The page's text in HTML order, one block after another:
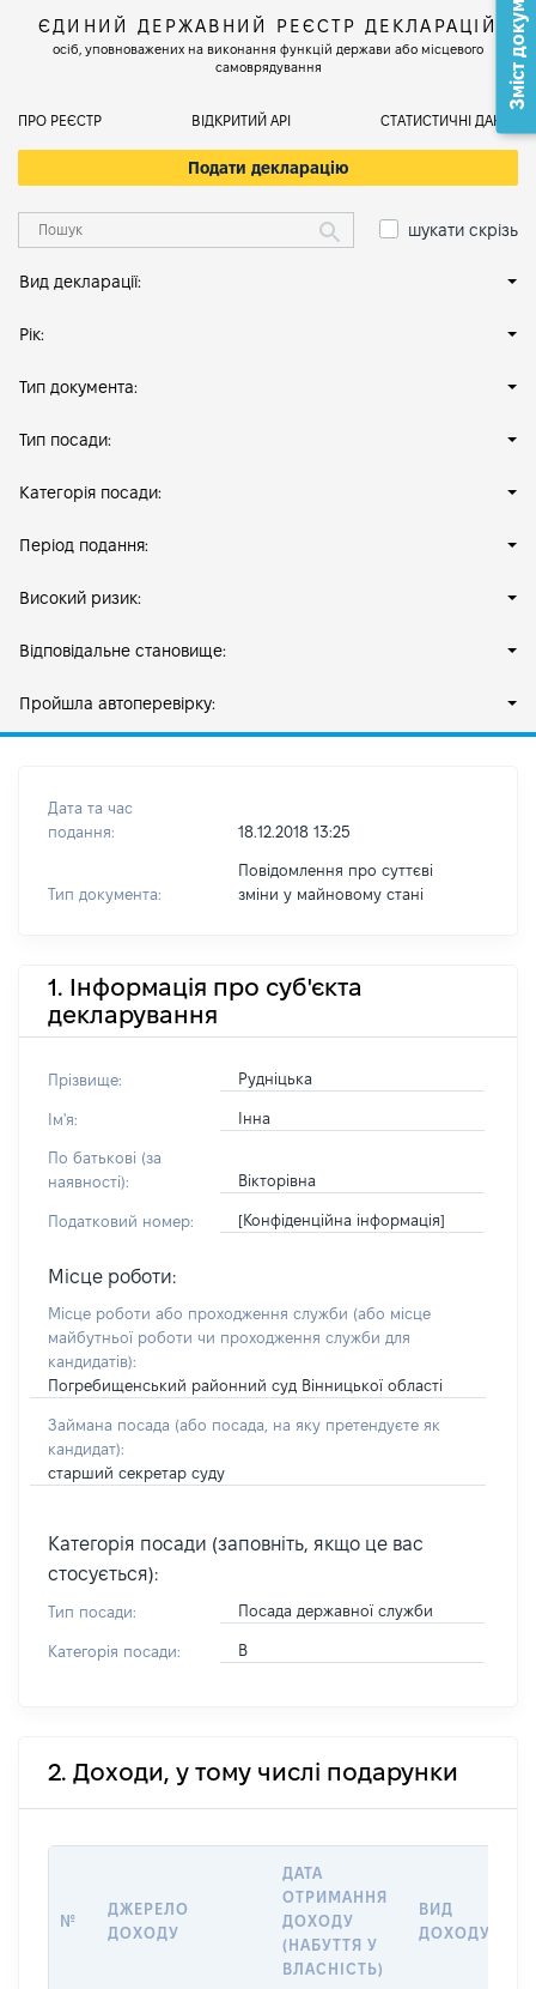
ЄДИНИЙ ДЕРЖАВНИЙ РЕЄСТР ДЕКЛАРАЦІЙ
осіб, уповноважених на виконання функцій держави або місцевого
самоврядування
ПРО РЕЄСТР ВІДКРИТИЙ АРІ СТАТИСТИЧНІ ДАНІ
Подати декларацію
шукати скрізь
Вид декларації:
Рік:
Тип документа:
Тип посади:
Категорія посади:
Період подання:
Високий ризик:
Відповідальне становище:
Пройшла автоперевірку:
Дата та час
подання:
18.12.2018 13:25
Тип документа:
Повідомлення про суттєві
зміни y майновому стані
1. Інформація про суб'єкта
декларування
Прізвище: Рудніцька
Ім'я: Інна
По батькові (за
наявності):
Вікторівна
Податковий номер: [Конфіденційна інформація]
Місце роботи:
Місце роботи або проходження служби (або місце
майбутньої роботи чи проходження служби для
кандидатів):
Погребищенський районний суд Вінницької області
Займана посада (або посада, на яку претендуєте як
кандидат):
старший секретар суду
Категорія посади (заповніть, якщо це вас
стосується):
Тип посади: Посада державної служби
Категорія посади: В
2. Доходи, у тому числі подарунки
№
ДЖЕРЕЛО
ДОХОДУ
ДАТА
ОТРИМАННЯ
ДОХОДУ
(НАБУТТЯ У
ВЛАСНІСТЬ)
ВИД
ДОХОДУ
Зміст документа